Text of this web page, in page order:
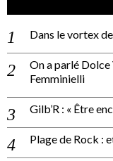
Dans le vortex
On a parlé
Femminielli
Gilb’R : « Être
Plage de Rock :